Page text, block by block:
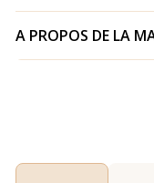
A PROPOS DE LA